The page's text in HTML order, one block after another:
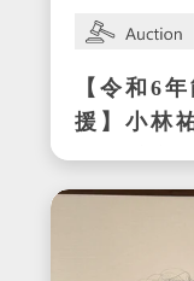
【令和6
援】小林
スパイク